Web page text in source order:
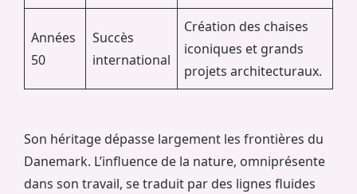
Années
50
Succès
international
Création des chaises
iconiques et grands
projets architecturaux.
Son héritage dépasse largement les frontières du
Danemark. L’influence de la nature, omniprésente
dans son travail, se traduit par des lignes fluides